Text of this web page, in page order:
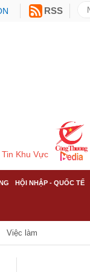
RSS
Tin Khu Vực
HỘI NHẬP - QUỐC TẾ
Việc làm